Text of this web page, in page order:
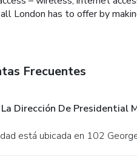
London has to offer by
Frecuentes
La Dirección De Presidential
está ubicada en 102